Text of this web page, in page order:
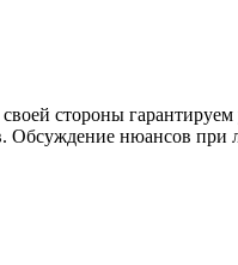
стороны
Обсуждение нюансов